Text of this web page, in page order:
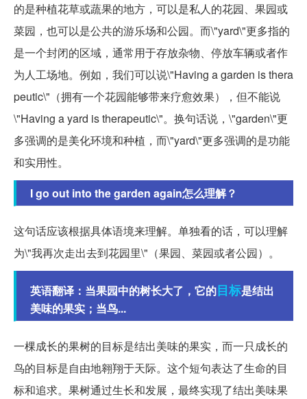
的是种植花草或蔬果的地方，可以是私人的花园、果园或
菜园，也可以是公共的游乐场和公园。而\"yard\"更多指的
是一个封闭的区域，通常用于存放杂物、停放车辆或者作
为人工场地。例如，我们可以说\"Having a garden is thera
peutic\"（拥有一个花园能够带来疗愈效果），但不能说
\"Having a yard is therapeutic\"。换句话说，\"garden\"更
多强调的是美化环境和种植，而\"yard\"更多强调的是功能
和实用性。
I go out into the garden again怎么理解？
这句话应该根据具体语境来理解。单独看的话，可以理解
为\"我再次走出去到花园里\"（果园、菜园或者公园）。
英语翻译：当果园中的树长大了，它的目标是结出
美味的果实；当鸟...
一棵成长的果树的目标是结出美味的果实，而一只成长的
鸟的目标是自由地翱翔于天际。这个短句表达了生命的目
标和追求。果树通过生长和发展，最终实现了结出美味果